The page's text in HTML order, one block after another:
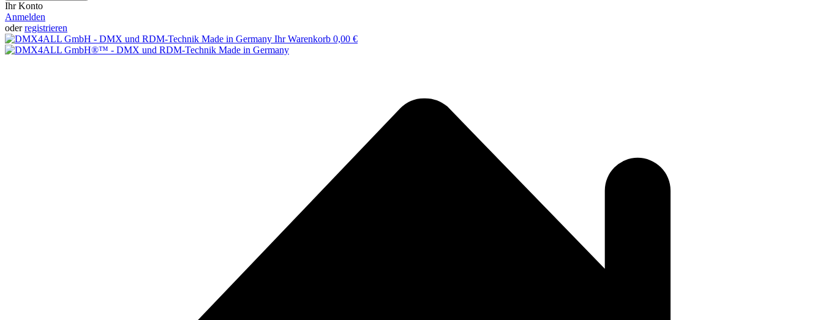
Ihr Konto
Anmelden
oderregistrieren
Ihr Warenkorb 0,00 €